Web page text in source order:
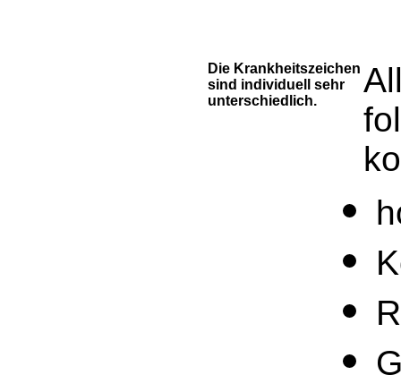
Die Krankheitszeichen
sind individuell sehr
unterschiedlich.